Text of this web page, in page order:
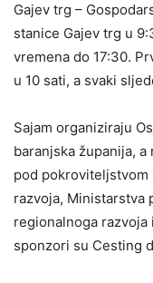
Gajev trg –
stanice Gajev trg u
vremena do 17:30.
u 10 sati, a svaki
Sajam organiziraju
baranjska županija,
pod pokroviteljstvom
razvoja, Ministarstva
regionalnoga
sponzori su Cesting